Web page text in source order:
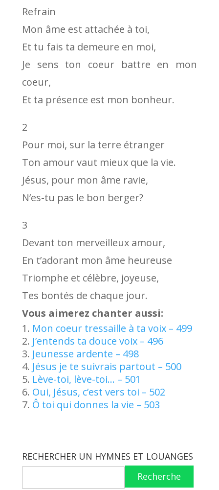
Refrain
Mon âme est attachée à toi,
Et tu fais ta demeure en moi,
Je sens ton coeur battre en mon
coeur,
Et ta présence est mon bonheur.
2
Pour moi, sur la terre étranger
Ton amour vaut mieux que la vie.
Jésus, pour mon âme ravie,
N’es-tu pas le bon berger?
3
Devant ton merveilleux amour,
En t’adorant mon âme heureuse
Triomphe et célèbre, joyeuse,
Tes bontés de chaque jour.
Vous aimerez chanter aussi:
Mon coeur tressaille à ta voix – 499
J’entends ta douce voix – 496
Jeunesse ardente – 498
Jésus je te suivrais partout – 500
Lève-toi, lève-toi… – 501
Oui, Jésus, c’est vers toi – 502
Ô toi qui donnes la vie – 503
RECHERCHER UN HYMNES ET LOUANGES
Recherche